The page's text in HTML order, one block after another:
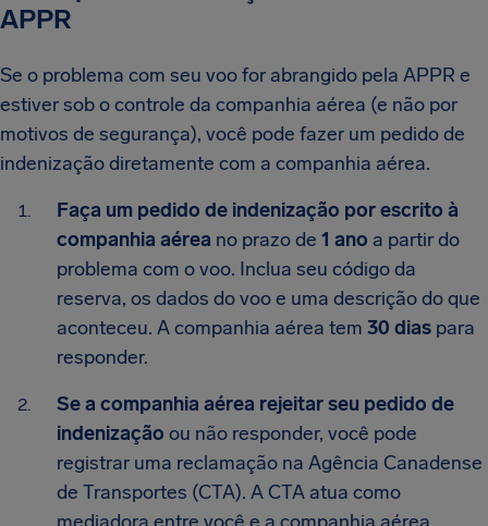
APPR
Se o problema com seu voo for abrangido pela APPR e
estiver sob o controle da companhia aérea (e não por
motivos de segurança), você pode fazer um pedido de
indenização diretamente com a companhia aérea.
Faça um pedido de indenização por escrito à
companhia aérea no prazo de 1 ano a partir do
problema com o voo. Inclua seu código da
reserva, os dados do voo e uma descrição do que
aconteceu. A companhia aérea tem 30 dias para
responder.
Se a companhia aérea rejeitar seu pedido de
indenização ou não responder, você pode
registrar uma reclamação na Agência Canadense
de Transportes (CTA). A CTA atua como